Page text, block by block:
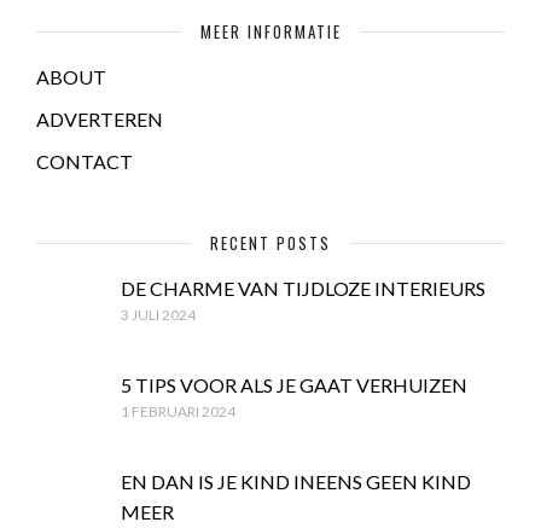
MEER INFORMATIE
ABOUT
ADVERTEREN
CONTACT
RECENT POSTS
DE CHARME VAN TIJDLOZE INTERIEURS
3 JULI 2024
5 TIPS VOOR ALS JE GAAT VERHUIZEN
1 FEBRUARI 2024
EN DAN IS JE KIND INEENS GEEN KIND
MEER